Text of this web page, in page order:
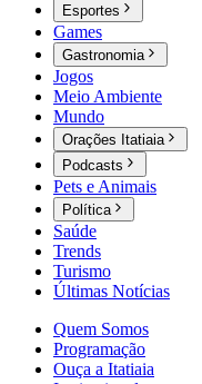
Esportes
Games
Gastronomia
Jogos
Meio Ambiente
Mundo
Orações Itatiaia
Podcasts
Pets e Animais
Política
Saúde
Trends
Turismo
Últimas Notícias
Quem Somos
Programação
Ouça a Itatiaia